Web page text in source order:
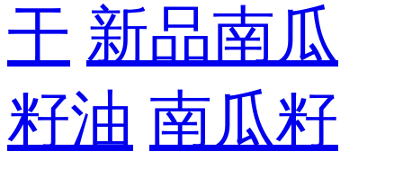
干 新品南瓜
籽油 南瓜籽